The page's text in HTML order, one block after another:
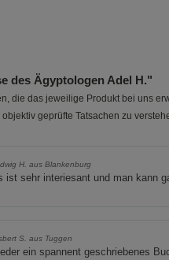
des Ägyptologen Adel H."
die das jeweilige Produkt bei uns
geprüfte Tatsachen zu
H. aus Blankenburg
ist sehr interiesant und man kann
S. aus Tuggen
ein spannent geschriebenes